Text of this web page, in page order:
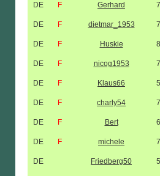
DE F Gerhard
DE F dietmar_1953
DE F Huskie
DE F nicog1953
DE F Klaus66
DE F charly54
DE F Bert
DE F michele
DE Friedberg50